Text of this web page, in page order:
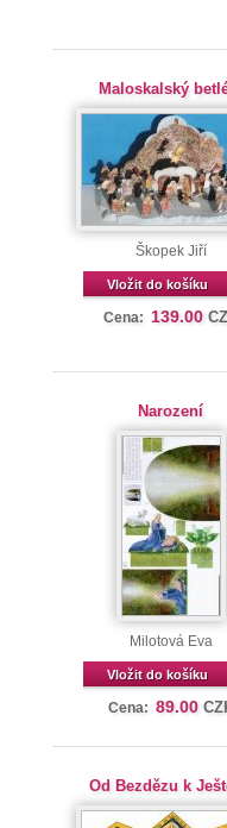
Maloskalský
Škopek Jiří
Vložit do košíku
Cena: 139.00
Narození
Milotová Eva
Vložit do košíku
Cena: 89.00
Od Bezdězu k